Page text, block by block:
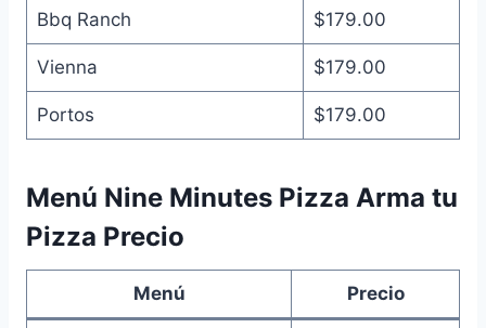
Bbq Ranch $179.00
Vienna $179.00
Portos $179.00
Menú Nine Minutes Pizza Arma tu
Pizza Precio
Menú Precio